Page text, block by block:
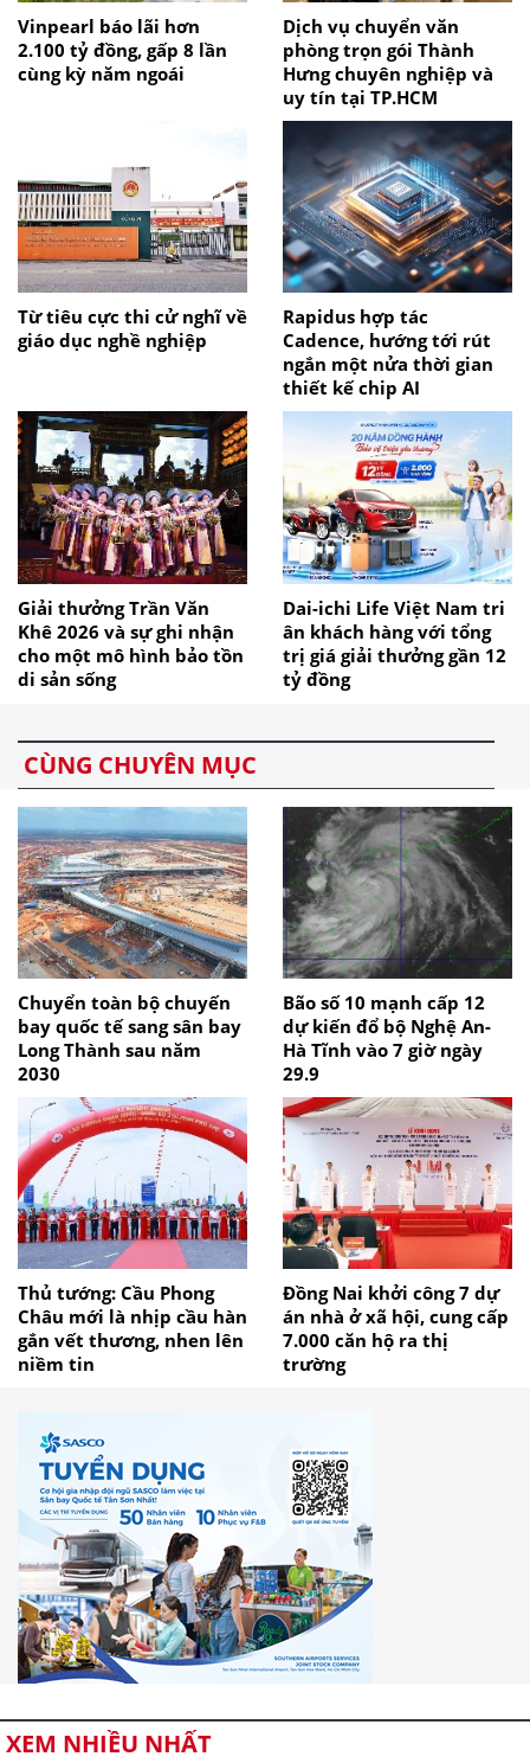
Vinpearl báo lãi hơn
2.100 tỷ đồng, gấp 8 lần
cùng kỳ năm ngoái
Dịch vụ chuyển văn
phòng trọn gói Thành
Hưng chuyên nghiệp và
uy tín tại TP.HCM
Từ tiêu cực thi cử nghĩ về
giáo dục nghề nghiệp
Rapidus hợp tác
Cadence, hướng tới rút
ngắn một nửa thời gian
thiết kế chip AI
Giải thưởng Trần Văn
Khê 2026 và sự ghi nhận
cho một mô hình bảo tồn
di sản sống
Dai-ichi Life Việt Nam tri
ân khách hàng với tổng
trị giá giải thưởng gần 12
tỷ đồng
CÙNG CHUYÊN MỤC
Chuyển toàn bộ chuyến
bay quốc tế sang sân bay
Long Thành sau năm
2030
Bão số 10 mạnh cấp 12
dự kiến đổ bộ Nghệ An-
Hà Tĩnh vào 7 giờ ngày
29.9
Thủ tướng: Cầu Phong
Châu mới là nhịp cầu hàn
gắn vết thương, nhen lên
niềm tin
Đồng Nai khởi công 7 dự
án nhà ở xã hội, cung cấp
7.000 căn hộ ra thị
trường
XEM NHIỀU NHẤT